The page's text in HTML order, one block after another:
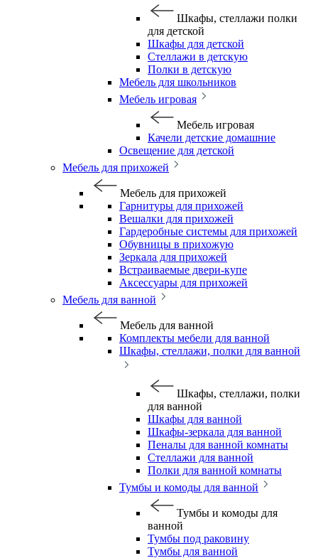
Шкафы, стеллажи полки
для детской
Шкафы для детской
Стеллажи в детскую
Полки в детскую
Мебель для школьников
Мебель игровая
Мебель игровая
Качели детские домашние
Освещение для детской
Мебель для прихожей
Мебель для прихожей
Гарнитуры для прихожей
Вешалки для прихожей
Гардеробные системы для прихожей
Обувницы в прихожую
Зеркала для прихожей
Встраиваемые двери-купе
Аксессуары для прихожей
Мебель для ванной
Мебель для ванной
Комплекты мебели для ванной
Шкафы, стеллажи, полки для ванной
Шкафы, стеллажи, полки
для ванной
Шкафы для ванной
Шкафы-зеркала для ванной
Пеналы для ванной комнаты
Стеллажи для ванной
Полки для ванной комнаты
Тумбы и комоды для ванной
Тумбы и комоды для
ванной
Тумбы под раковину
Тумбы для ванной